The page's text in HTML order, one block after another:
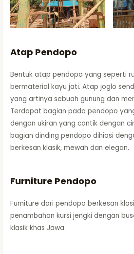
Atap Pendopo
Bentuk atap pendopo yang seperti
bermaterial kayu jati. Atap joglo
yang artinya sebuah gunung dan
Terdapat bagian pada pendopo
dengan ukiran yang cantik dengan
bagian dinding pendopo dihiasi
berkesan klasik, mewah dan elegan.
Furniture Pendopo
Furniture dari pendopo berkesan
penambahan kursi jengki dengan
klasik khas Jawa.